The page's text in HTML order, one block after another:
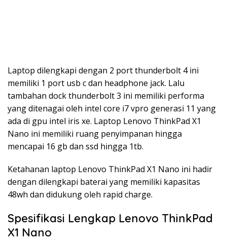
Laptop dilengkapi dengan 2 port thunderbolt 4 ini
memiliki 1 port usb c dan headphone jack. Lalu
tambahan dock thunderbolt 3 ini memiliki performa
yang ditenagai oleh intel core i7 vpro generasi 11 yang
ada di gpu intel iris xe. Laptop Lenovo ThinkPad X1
Nano ini memiliki ruang penyimpanan hingga
mencapai 16 gb dan ssd hingga 1tb.
Ketahanan laptop Lenovo ThinkPad X1 Nano ini hadir
dengan dilengkapi baterai yang memiliki kapasitas
48wh dan didukung oleh rapid charge.
Spesifikasi Lengkap Lenovo ThinkPad
X1 Nano